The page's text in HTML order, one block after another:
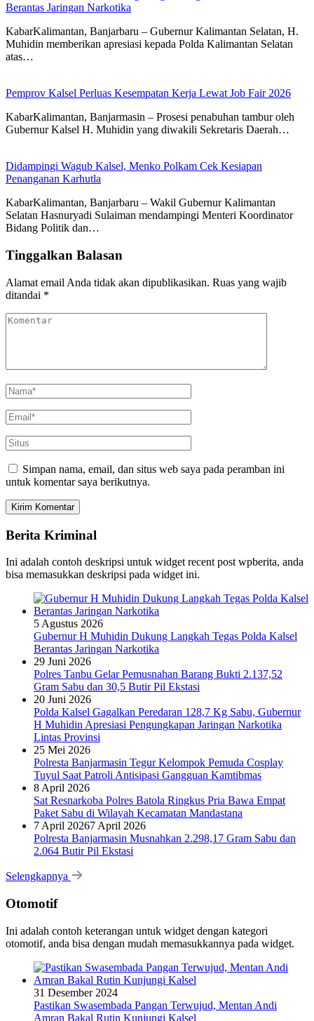
Berantas Jaringan Narkotika
KabarKalimantan, Banjarbaru – Gubernur Kalimantan Selatan, H.
Muhidin memberikan apresiasi kepada Polda Kalimantan Selatan
atas…
Pemprov Kalsel Perluas Kesempatan Kerja Lewat Job Fair 2026
KabarKalimantan, Banjarmasin – Prosesi penabuhan tambur oleh
Gubernur Kalsel H. Muhidin yang diwakili Sekretaris Daerah…
Didampingi Wagub Kalsel, Menko Polkam Cek Kesiapan
Penanganan Karhutla
KabarKalimantan, Banjarbaru – Wakil Gubernur Kalimantan
Selatan Hasnuryadi Sulaiman mendampingi Menteri Koordinator
Bidang Politik dan…
Tinggalkan Balasan
Alamat email Anda tidak akan dipublikasikan. Ruas yang wajib
ditandai *
Simpan nama, email, dan situs web saya pada peramban ini
untuk komentar saya berikutnya.
Berita Kriminal
Ini adalah contoh deskripsi untuk widget recent post wpberita, anda
bisa memasukkan deskripsi pada widget ini.
5 Agustus 2026
Gubernur H Muhidin Dukung Langkah Tegas Polda Kalsel
Berantas Jaringan Narkotika
29 Juni 2026
Polres Tanbu Gelar Pemusnahan Barang Bukti 2.137,52
Gram Sabu dan 30,5 Butir Pil Ekstasi
20 Juni 2026
Polda Kalsel Gagalkan Peredaran 128,7 Kg Sabu, Gubernur
H Muhidin Apresiasi Pengungkapan Jaringan Narkotika
Lintas Provinsi
25 Mei 2026
Polresta Banjarmasin Tegur Kelompok Pemuda Cosplay
Tuyul Saat Patroli Antisipasi Gangguan Kamtibmas
8 April 2026
Sat Resnarkoba Polres Batola Ringkus Pria Bawa Empat
Paket Sabu di Wilayah Kecamatan Mandastana
7 April 20267 April 2026
Polresta Banjarmasin Musnahkan 2.298,17 Gram Sabu dan
2.064 Butir Pil Ekstasi
Selengkapnya
Otomotif
Ini adalah contoh keterangan untuk widget dengan kategori
otomotif, anda bisa dengan mudah memasukkannya pada widget.
31 Desember 2024
Pastikan Swasembada Pangan Terwujud, Mentan Andi
Amran Bakal Rutin Kunjungi Kalsel